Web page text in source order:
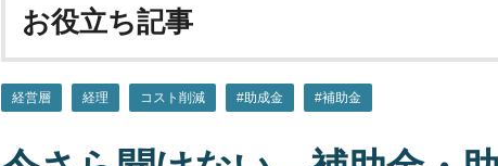
お役立ち記事
経営層 経理 コスト削減 #助成金
#補助金